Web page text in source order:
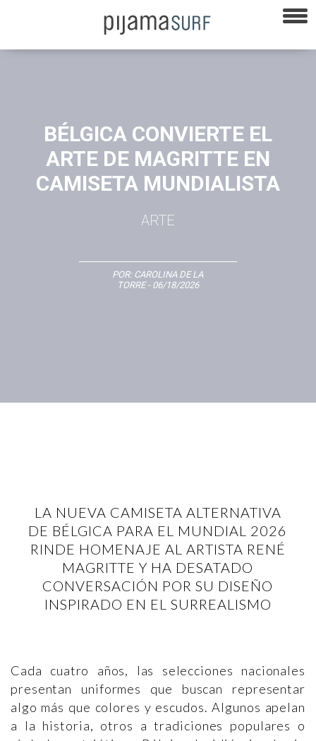
BÉLGICA CONVIERTE EL
ARTE DE MAGRITTE EN
CAMISETA MUNDIALISTA
ARTE
POR: CAROLINA DE LA
TORRE- 06/18/2026
LA NUEVA CAMISETA ALTERNATIVA
DE BÉLGICA PARA EL MUNDIAL 2026
RINDE HOMENAJE AL ARTISTA RENÉ
MAGRITTE Y HA DESATADO
CONVERSACIÓN POR SU DISEÑO
INSPIRADO EN EL SURREALISMO
Cada cuatro años, las selecciones nacionales
presentan uniformes que buscan representar
algo más que colores y escudos. Algunos apelan
a la historia, otros a tradiciones populares o